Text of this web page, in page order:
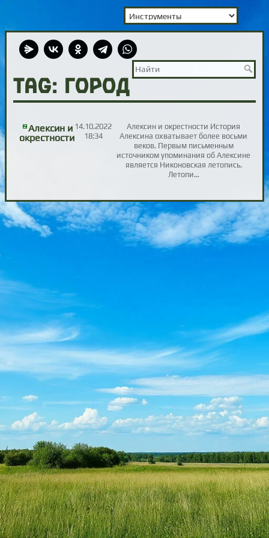
TAG: город
Алексин и
окрестности
14.10.2022
18:34
Алексин и окрестности История
Алексина охватывает более восьми
веков. Первым письменным
источником упоминания об Алексине
является Никоновская летопись.
Летопи…